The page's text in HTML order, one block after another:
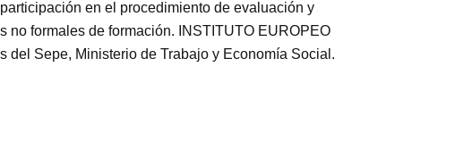
en el procedimiento de evaluación y
formales de formación. INSTITUTO EUROPEO
del Sepe, Ministerio de Trabajo y Economía Social.